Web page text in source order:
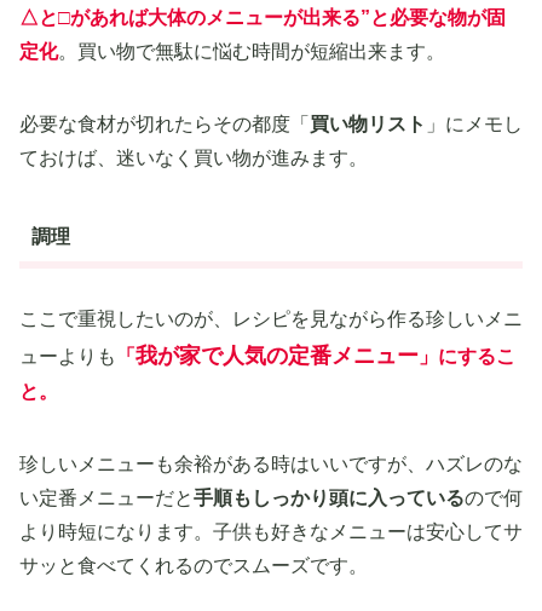
△と□があれば大体のメニューが出来る”と必要な物が固
定化。買い物で無駄に悩む時間が短縮出来ます。
必要な食材が切れたらその都度「 買い物リスト 」にメモし
ておけば、迷いなく買い物が進みます。
調理
ここで重視したいのが、レシピを見ながら作る珍しいメニ
ューよりも
「 我が家で人気の定番メニュー 」 にするこ
と。
珍しいメニューも余裕がある時はいいですが、ハズレのな
い定番メニューだと手順もしっかり頭に入っているので何
より時短になります。子供も好きなメニューは安心してサ
サッと食べてくれるのでスムーズです。